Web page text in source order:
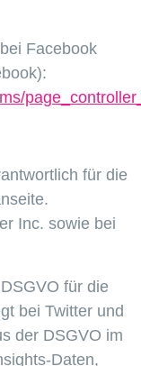
Facebook
für die
Inc. sowie bei
für die
bei Twitter und
der DSGVO im
Daten,